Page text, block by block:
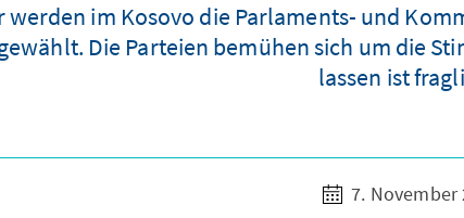
werden im Kosovo die Parlaments- und
Die Parteien bemühen sich um die
lassen ist
7. November